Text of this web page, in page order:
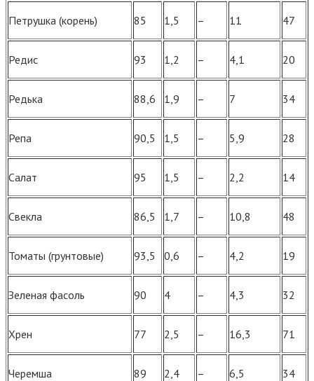
Петрушка (корень) 85 1,5 – 11 47
Редис 93 1,2 – 4,1 20
Редька 88,6 1,9 – 7 34
Репа 90,5 1,5 – 5,9 28
Салат 95 1,5 – 2,2 14
Свекла 86,5 1,7 – 10,8 48
Томаты (грунтовые) 93,5 0,6 – 4,2 19
Зеленая фасоль 90 4 – 4,3 32
Хрен 77 2,5 – 16,3 71
Черемша 89 2,4 – 6,5 34